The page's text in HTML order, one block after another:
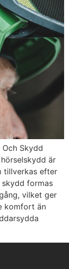
Skydd
är
tillverkas efter
skydd formas
vilket ger
komfort än